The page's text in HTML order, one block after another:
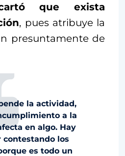
que exista
, pues atribuye la
presuntamente de
la actividad,
a la
en algo. Hay
contestando los
es todo un